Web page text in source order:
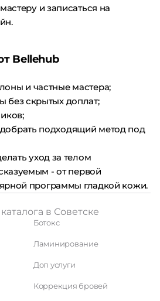
и записаться на
Bellehub
и частные мастера;
без скрытых доплат;
подходящий метод под
уход за телом
- от первой
программы гладкой кожи.
в Советске
Ботокс
Ламинирование
Доп услуги
Коррекция бровей